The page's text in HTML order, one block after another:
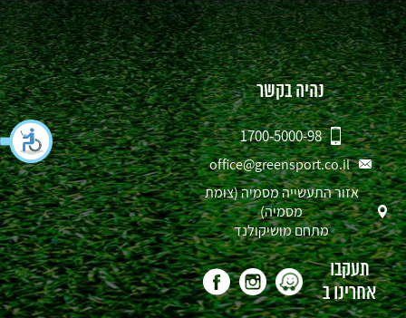
נהיה בקשר
1700-5000-98
office@greensport.co.il
אזור התעשייה מסמיה (צומת
מסמיה)
מתחם מושיקולנד
תעקבו
אחרינו ב